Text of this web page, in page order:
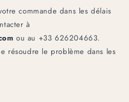
commande dans les délais
à
ou au +33 626204663.
résoudre le problème dans les